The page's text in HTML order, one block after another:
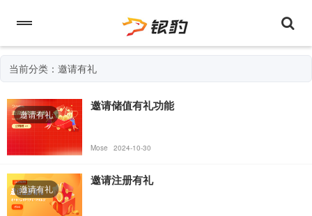
当前分类：邀请有礼
邀请有礼
邀请储值有礼功能
Mose 2024-10-30
邀请有礼
邀请注册有礼